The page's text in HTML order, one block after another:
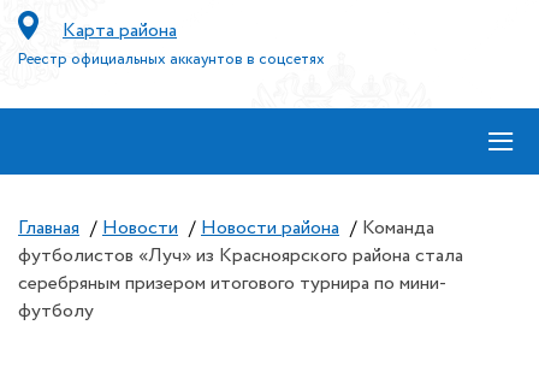
Карта района
Реестр официальных аккаунтов в соцсетях
≡
Главная / Новости / Новости района / Команда
футболистов «Луч» из Красноярского района стала
серебряным призером итогового турнира по мини-
футболу